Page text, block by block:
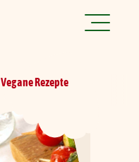
Vegane Rezepte